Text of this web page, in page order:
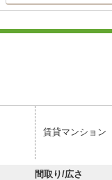
賃貸マンション
間取り/広さ